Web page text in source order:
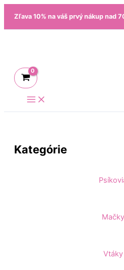
Preskočiť
obsah
Zľava 10% na váš prvý nákup nad
Kategórie
Mačky
Vtáky